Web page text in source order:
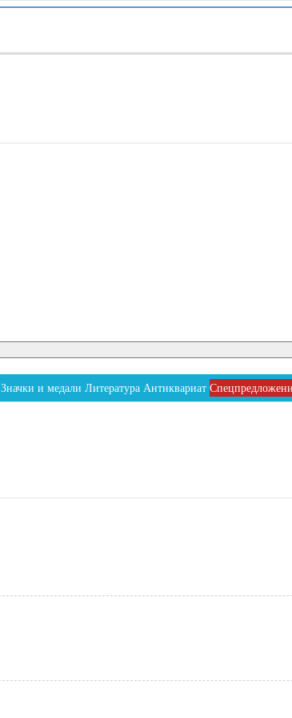
Значки и медали Литература Антиквариат